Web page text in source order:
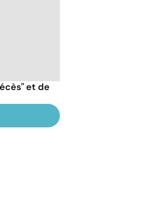
et de